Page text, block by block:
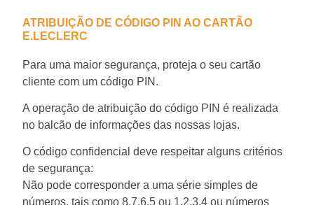
ATRIBUIÇÃO DE CÓDIGO PIN AO CARTÃO
E.LECLERC
Para uma maior segurança, proteja o seu cartão
cliente com um código PIN.
A operação de atribuição do código PIN é realizada
no balcão de informações das nossas lojas.
O código confidencial deve respeitar alguns critérios
de segurança:
Não pode corresponder a uma série simples de
números, tais como 8,7,6,5 ou 1,2,3,4 ou números